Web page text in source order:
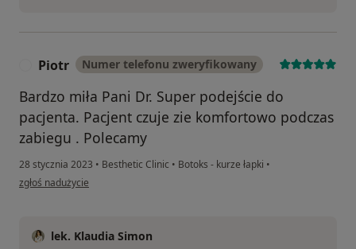
Piotr Numer telefonu zweryfikowany
Bardzo miła Pani Dr. Super podejście do
pacjenta. Pacjent czuje zie komfortowo podczas
zabiegu . Polecamy
28 stycznia 2023 • Besthetic Clinic • Botoks - kurze łapki •
w opinii użytkownika Piotr
zgłoś nadużycie
lek. Klaudia Simon